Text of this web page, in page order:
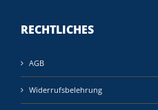
RECHTLICHES
AGB
Widerrufsbelehrung